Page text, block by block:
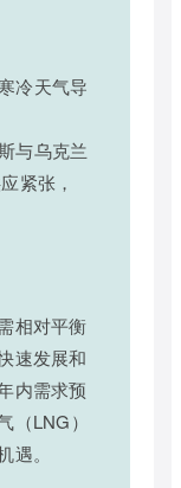
冷天气导
与乌克兰
紧张，
相对平衡
速发展和
内需求预
（LNG）
。